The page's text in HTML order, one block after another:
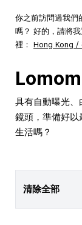
你之前訪問過我們
嗎？ 好的，請將我
裡： Hong Kong /
具有自動曝光、
鏡頭，準備好
生活嗎？
清除全部